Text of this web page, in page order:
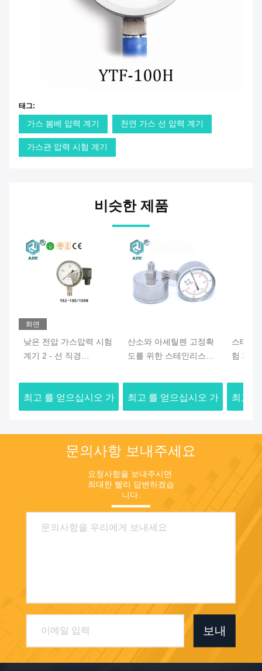
태그:
가스 봄베 압력 계기 천연 가스 선 압력 계기
가스관 압력 시험 계기
비슷한 제품
화면
낮은 전압 가스압력 시험
계기 2 - 선 직경
최고 를 얻으십시오 가
산소와 아세틸렌 고정확
도를 위한 스테인리스
최고 를 얻으십시오 가
스테인
험 계기
최고
문의사항 보내주세요
요청사항을 보내주시면
최대한 빨리 답변하겠습
니다.
보내